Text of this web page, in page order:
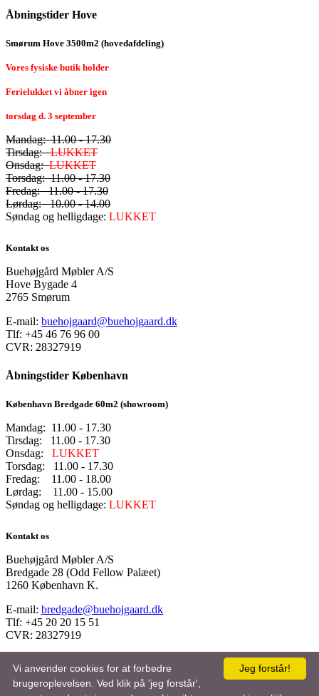
Åbningstider Hove
Smørum Hove 3500m2 (hovedafdeling)
Vores fysiske butik holder
Ferielukket vi åbner igen
torsdag d. 3 september
Mandag: 11.00 - 17.30
Tirsdag:LUKKET
Onsdag:LUKKET
Torsdag: 11.00 - 17.30
Fredag: 11.00 - 17.30
Lørdag: 10.00 - 14.00
Søndag og helligdage: LUKKET
Kontakt os
Buehøjgård Møbler A/S
Hove Bygade 4
2765 Smørum
E-mail: buehojgaard@buehojgaard.dk
Tlf: +45 46 76 96 00
CVR: 28327919
Åbningstider København
København Bredgade 60m2 (showroom)
Mandag: 11.00 - 17.30
Tirsdag: 11.00 - 17.30
Onsdag: LUKKET
Torsdag: 11.00 - 17.30
Fredag: 11.00 - 18.00
Lørdag: 11.00 - 15.00
Søndag og helligdage: LUKKET
Kontakt os
Buehøjgård Møbler A/S
Bredgade 28 (Odd Fellow Palæet)
1260 København K.
E-mail: bredgade@buehojgaard.dk
Tlf: +45 20 20 15 51
CVR: 28327919
Jeg forstår!
Vi anvender cookies for at forbedre
brugeroplevelsen. Ved klik på 'jeg forstår',